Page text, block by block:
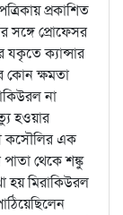
প্রকাশিত
সঙ্গে প্রোফেসর
ক্যান্সার
কোন ক্ষমতা
না
হওয়ার
কসৌলির এক
পাতা থেকে শঙ্কু
হয় মিরাকিউরল